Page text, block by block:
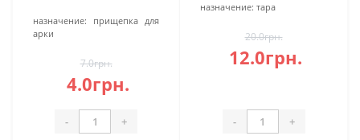
назначение:
прищепка для
арки
7.0грн.
4.0грн.
- +
назначение: тара
20.0грн.
12.0грн.
- +